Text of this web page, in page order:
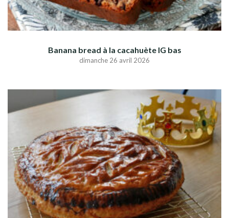
Banana bread à la cacahuète IG bas
dimanche 26 avril 2026